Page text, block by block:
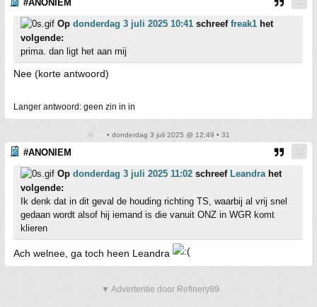
#ANONIEM
Op donderdag 3 juli 2025 10:41 schreef freak1 het
volgende:
prima. dan ligt het aan mij
Nee (korte antwoord)
Langer antwoord: geen zin in in
• donderdag 3 juli 2025 @ 12:49 • 31
#ANONIEM
Op donderdag 3 juli 2025 11:02 schreef Leandra het
volgende:
Ik denk dat in dit geval de houding richting TS, waarbij al vrij snel
gedaan wordt alsof hij iemand is die vanuit ONZ in WGR komt
klieren
Ach welnee, ga toch heen Leandra
▼ Advertentie door Refinery89